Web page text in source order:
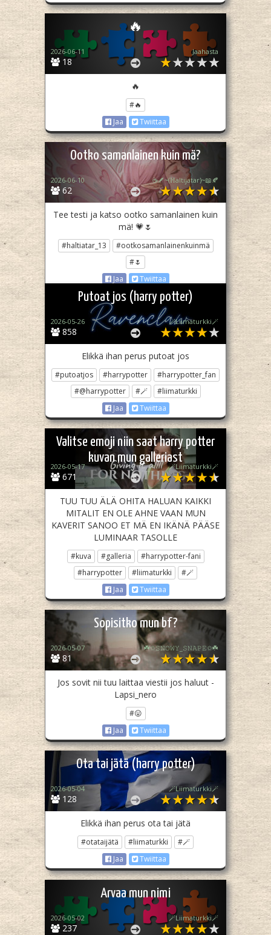
🔥
18
2026-06-11 Jaahasta
🔥
#🔥
Jaa
Twiittaa
Ootko samanlainen kuin mä?
62
2026-06-10 ☕🪶~(ℍaltijatar)~📖🍂
Tee testi ja katso ootko samanlainen kuin
mä! 💗🌷
#haltiatar_13
#ootkosamanlainenkuinmä
#🌷
Jaa
Twiittaa
Putoat jos (harry potter)
858
2026-05-26 🪄Liimaturkki🪄
Elikkä ihan perus putoat jos
#putoatjos #harrypotter
#harrypotter_fan
#@harrypotter
#🪄
#liimaturkki
Jaa
Twiittaa
Valitse emoji niin saat harry potter
kuvan mun galleriast
671
2026-05-17 🪄Liimaturkki🪄
TUU TUU ÄLÄ OHITA HALUAN KAIKKI
MITALIT EN OLE AHNE VAAN MUN
KAVERIT SANOO ET MÄ EN IKÄNÄ PÄÄSE
LUMINAAR TASOLLE
#kuva #galleria
#harrypotter-fani
#harrypotter
#liimaturkki
#🪄
Jaa
Twiittaa
Sopisitko mun bf?
81
2026-05-07 ☘️✩𝚂𝙽𝙾𝚆𝚈_𝚂𝙽𝙰𝙿𝙴✩☘️
Jos sovit nii tuu laittaa viestii jos haluut -
Lapsi_nero
#😛
Jaa
Twiittaa
Ota tai jätä (harry potter)
128
2026-05-04 🪄Liimaturkki🪄
Elikkä ihan perus ota tai jätä
#otataijätä #liimaturkki
#🪄
Jaa
Twiittaa
Arvaa mun nimi
237
2026-05-02 🪄Liimaturkki🪄